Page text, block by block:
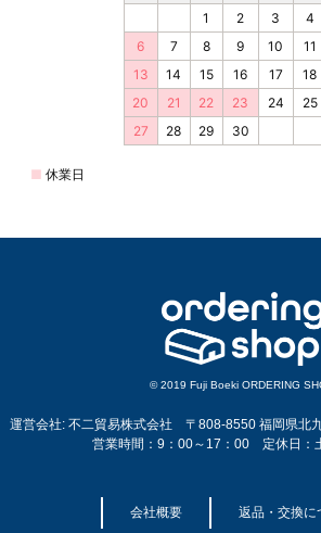
© 2019 Fuji Boeki ORDERING
運営会社: 不二貿易株式会社 〒808-8550 福岡県北
営業時間：9：00～17：00 定休日：
会社概要 返品・交換に